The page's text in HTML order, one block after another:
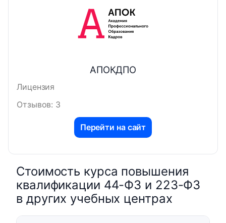
АПОКДПО
Лицензия
Отзывов: 3
Перейти на сайт
Стоимость курса повышения
квалификации 44-ФЗ и 223-ФЗ
в других учебных центрах